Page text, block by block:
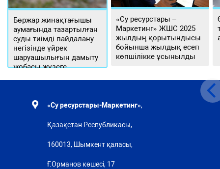
Бөржар жинақтағышы
аумағында тазартылған
суды тиімді пайдалану
негізінде үйрек
шаруашылығын дамыту
жобасы жүзеге
«Су ресурстары –
Маркетинг» ЖШС 2025
жылдың қорытындысы
бойынша жылдық есеп
көпшілікке ұсынылды
«Су ресурстары-Маркетинг»,
Қазақстан Республикасы,
160013, Шымкент қаласы,
Ғ.Орманов көшесі, 17